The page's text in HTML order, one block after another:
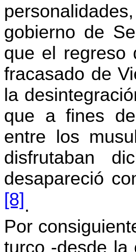
gobierno de
que el regreso
fracasado de
la
que a fines
entre los
disfrutaban
desapareció
[8] .
Por
turco -desde la